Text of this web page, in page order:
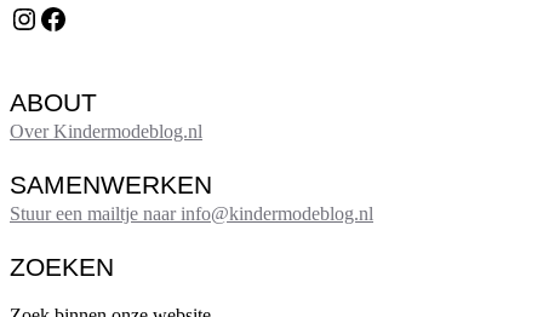
Instagram Facebook
ABOUT
Over Kindermodeblog.nl
SAMENWERKEN
Stuur een mailtje naar info@kindermodeblog.nl
ZOEKEN